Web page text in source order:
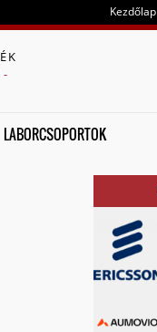
Kezdőlap
LABORCSOPORTOK